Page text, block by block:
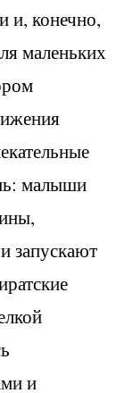
и, конечно,
маленьких
малыши
запускают
и